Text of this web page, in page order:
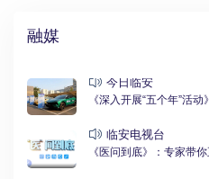
融媒
今日临安
《深入开展“五个年”活
临安电视台
《医问到底》：专家带